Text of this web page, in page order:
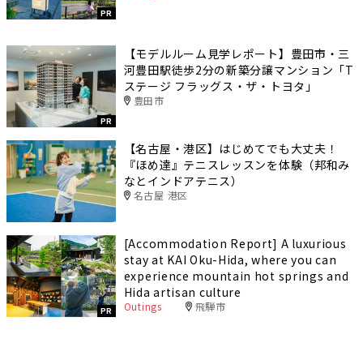
PR
PR
【モデルルーム見学レポート】豊田市・三
河豊田駅徒歩2分の新築分譲マンション「T
ステージ フラッグス・ザ・トヨタ」
豊田市
【名古屋・港区】はじめてでも大丈夫！
『ほめ達』テニスレッスンを体験（邦和み
なとインドアテニス）
名古屋 港区
PR
[Accommodation Report] A luxurious
stay at KAI Oku-Hida, where you can
experience mountain hot springs and
Hida artisan culture
Outings 飛騨市